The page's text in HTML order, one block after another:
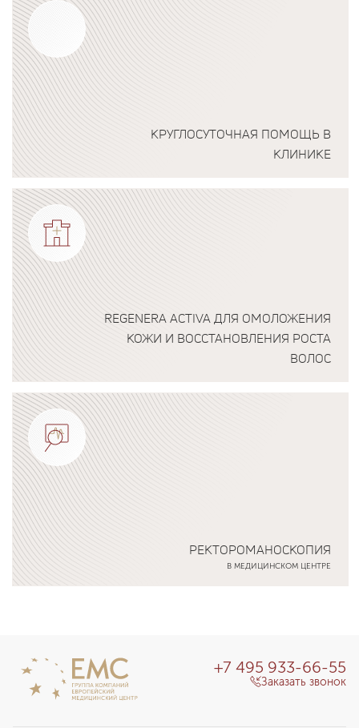
КРУГЛОСУТОЧНАЯ ПОМОЩЬ В
КЛИНИКЕ
Подробнее о программе
REGENERA ACTIVA ДЛЯ ОМОЛОЖЕНИЯ
КОЖИ И ВОССТАНОВЛЕНИЯ РОСТА
ВОЛОС
Подробнее о программе
РЕКТОРОМАНОСКОПИЯ
В МЕДИЦИНСКОМ ЦЕНТРЕ
+7 495 933-66-55
Заказать звонок